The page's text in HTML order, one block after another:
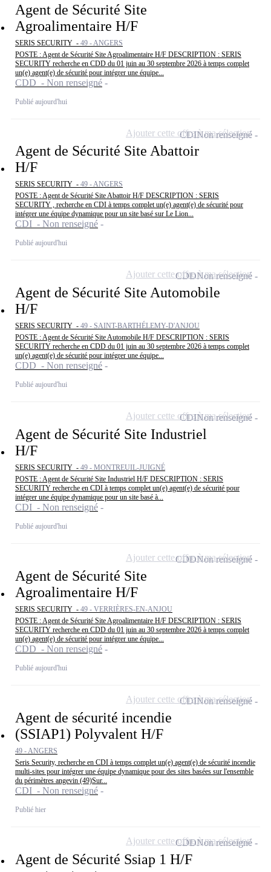
Agent de Sécurité Site
Agroalimentaire H/F
SERIS SECURITY - 49 - ANGERS
POSTE : Agent de Sécurité Site Agroalimentaire H/F DESCRIPTION : SERIS
SECURITY recherche en CDD du 01 juin au 30 septembre 2026 à temps complet
un(e) agent(e) de sécurité pour intégrer une équipe...
CDD - Non renseigné
Publié aujourd'hui
Agent de Sécurité Site Abattoir
H/F
SERIS SECURITY - 49 - ANGERS
POSTE : Agent de Sécurité Site Abattoir H/F DESCRIPTION : SERIS
SECURITY , recherche en CDI à temps complet un(e) agent(e) de sécurité pour
intégrer une équipe dynamique pour un site basé sur Le Lion...
CDI - Non renseigné
Publié aujourd'hui
CDINon renseigné
Ajouter cette offre à ma sélection
Agent de Sécurité Site Automobile
H/F
SERIS SECURITY - 49 - SAINT-BARTHÉLEMY-D'ANJOU
POSTE : Agent de Sécurité Site Automobile H/F DESCRIPTION : SERIS
SECURITY recherche en CDD du 01 juin au 30 septembre 2026 à temps complet
un(e) agent(e) de sécurité pour intégrer une équipe...
CDD - Non renseigné
Publié aujourd'hui
CDDNon renseigné
Ajouter cette offre à ma sélection
Agent de Sécurité Site Industriel
H/F
SERIS SECURITY - 49 - MONTREUIL-JUIGNÉ
POSTE : Agent de Sécurité Site Industriel H/F DESCRIPTION : SERIS
SECURITY recherche en CDI à temps complet un(e) agent(e) de sécurité pour
intégrer une équipe dynamique pour un site basé à...
CDI - Non renseigné
Publié aujourd'hui
CDINon renseigné
Ajouter cette offre à ma sélection
Agent de Sécurité Site
Agroalimentaire H/F
SERIS SECURITY - 49 - VERRIÈRES-EN-ANJOU
POSTE : Agent de Sécurité Site Agroalimentaire H/F DESCRIPTION : SERIS
SECURITY recherche en CDD du 01 juin au 30 septembre 2026 à temps complet
un(e) agent(e) de sécurité pour intégrer une équipe...
CDD - Non renseigné
Publié aujourd'hui
CDDNon renseigné
Ajouter cette offre à ma sélection
Agent de sécurité incendie
(SSIAP1) Polyvalent H/F
49 - ANGERS
Seris Security, recherche en CDI à temps complet un(e) agent(e) de sécurité incendie
multi-sites pour intégrer une équipe dynamique pour des sites basées sur l'ensemble
du périmètres angevin (49)Sur...
CDI - Non renseigné
Publié hier
CDINon renseigné
Ajouter cette offre à ma sélection
Agent de Sécurité Ssiap 1 H/F
CDDNon renseigné
Ajouter cette offre à ma sélection